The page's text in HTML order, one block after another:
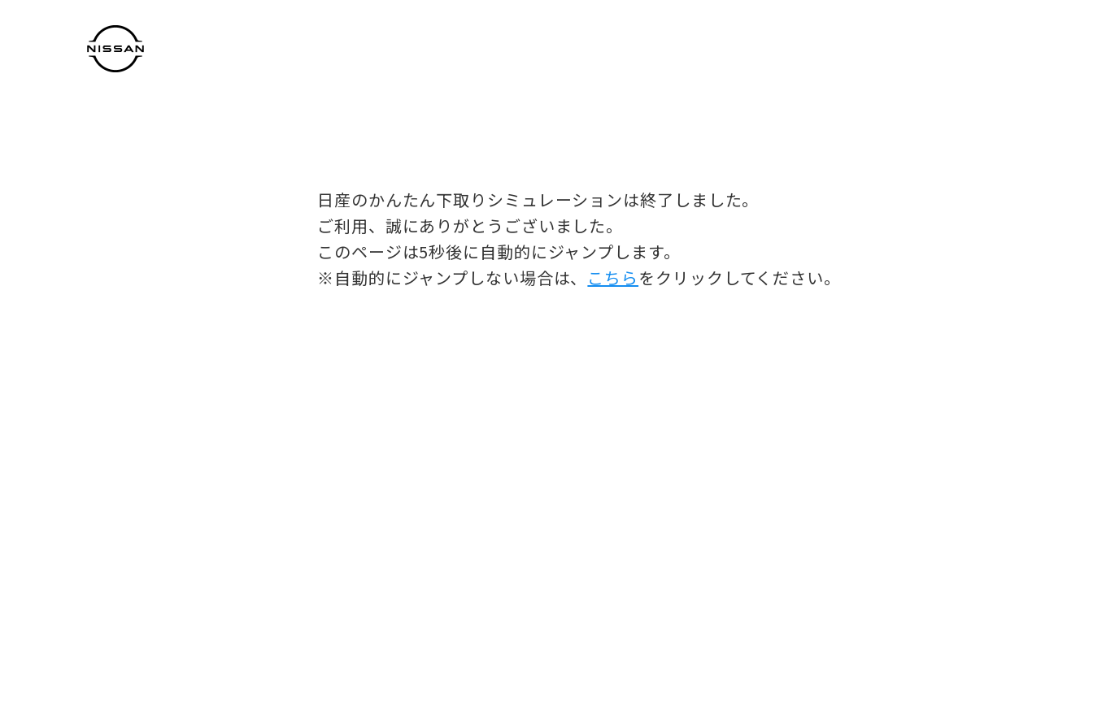
日産のかんたん下取りシミュレーションは終了しました。
ご利用、誠にありがとうございました。
このページは5秒後に自動的にジャンプします。
※自動的にジャンプしない場合は、 こちら をクリックしてください。